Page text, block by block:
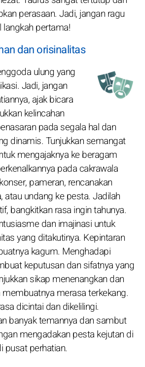
perasaan. Jadi, jangan ragu
pertama!
dan orisinalitas
ulung yang
Jadi, jangan
ajak bicara
kelincahan
pada segala hal dan
dinamis. Tunjukkan semangat
mengajaknya ke beragam
pada cakrawala
pameran, rencanakan
atau undang ke pesta. Jadilah
bangkitkan rasa ingin tahunya.
dan imajinasi untuk
yang ditakutinya. Kepintaran
kagum. Menghadapi
keputusan dan sifatnya yang
sikap menenangkan dan
merasa terkekang.
dicintai dan dikelilingi.
banyak temannya dan sambut
mengadakan pesta kejutan di
pusat perhatian.